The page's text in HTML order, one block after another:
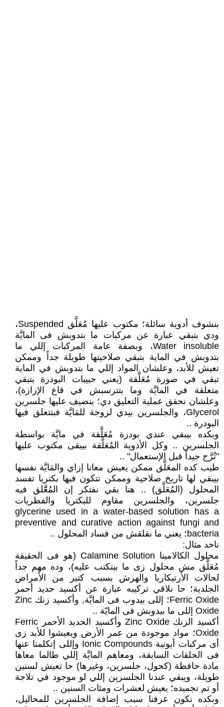
بنشوف أدوية سائلة؛ مكتوب عليها مُعَلَّق Suspended،
ودي بتبقي عبارة عن مركبات ما بتدوبش فى المايَّة
Water insoluble، وبصفة عامة المركبات إللي ما
بتدوبش في الماية بتبقي صلاحيتها طويلة جداً وممكن
تعيش للأبد، وعلشان المواد إللي ما بتدوبش في الماية
تبقي في صورة مُعَلَّقة (يعني حبيبات البودرة بتبقي
متعلقة في المايَّة وما بتترسبش في قاع الإزازة)،
وعلشان نحقق عملية التعليق دي؛ بنضيف عليها جلسرين
Glycerol، والجلسرين بيدي لزوجة للمَايَّة فبتتعلق فيها
البودرة ..
وبكده بيبقي عندي بودرة مُعَلَّقة في مايَّة بواسطة
الجلسرين .. وكل الأدوية المُعَلَّقة بيبقى مكتوب عليها
"تُرَّج جيداً قبل الإستعمال" ..
طيب كده المعَلَّق ممكن يعيش معانا إزاي والمَايَّة نفسها
بيبقي لها تاريخ صلاحية وممكن تتكون فيها بكتريا تفسد
المحلول (المُعَلَّق) .. هنا بقي نفتكر إن المُعََّلق فيه
جلسرين، والجلسرين مقاوم للبكتريا والفطريات
glycerine used in a water-based solution has a
preventive and curative action against fungi and
bacteria؛ يعني ما نقلقش من فساد المحلول ..
ناخد مثال:
محلول الكالامينا Calamine Solution (هو فى الحقيقة
مُعَلَّق مش محلول زى ما بيتكتب عليه)، وده مهم جداً
لحالات الأرتيكاريا والهرش بسبب كتير من الأمراض
الجلدية؛ حا نلاقي تركيبه عبارة عن أكسيد حديد أحمر
Ferric Oxide؛ إللى بيدوب فى المايَّة, وأكسيد زنك Zinc
Oxide إللى ما بيدوبش فى المايّة ..
أكسيد الزنك Zinc Oxide وأكسيد الحديد الأحمر Ferric
Oxide؛ مواد موجودة من عمر الأرض ويعيشوا للأبد زى
أى مركبات أيونية Ionic Compounds وإللى إتكلمنا عنها
فى الحلقات السابقة، ومعاهم المايَّة إللي طالما معاها
مادة حافظة (كحول، جلسرين، وغيرها) حا تعيش لسنين
طويلة، ويبقي عندنا الجلسرين إللي لو موجود في تلاجة
أو تم تجميده؛ يعيش لعشرات ومئات السنين ..
وبكده نكون عرفنا سبب إضافة الجلسرين للمحاليل،